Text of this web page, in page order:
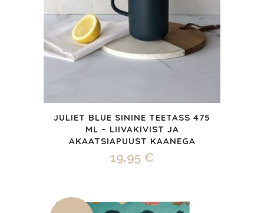
JULIET BLUE SININE TEETASS 475
ML – LIIVAKIVIST JA
AKAATSIAPUUST KAANEGA
19.95 €